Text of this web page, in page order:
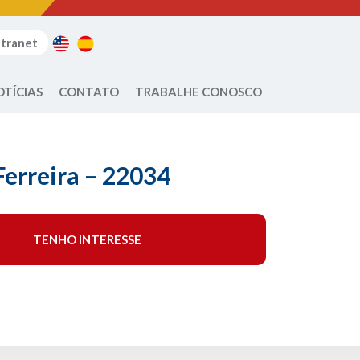
CONTATO TRABALHE CONOSCO
– 22034
TENHO INTERESSE